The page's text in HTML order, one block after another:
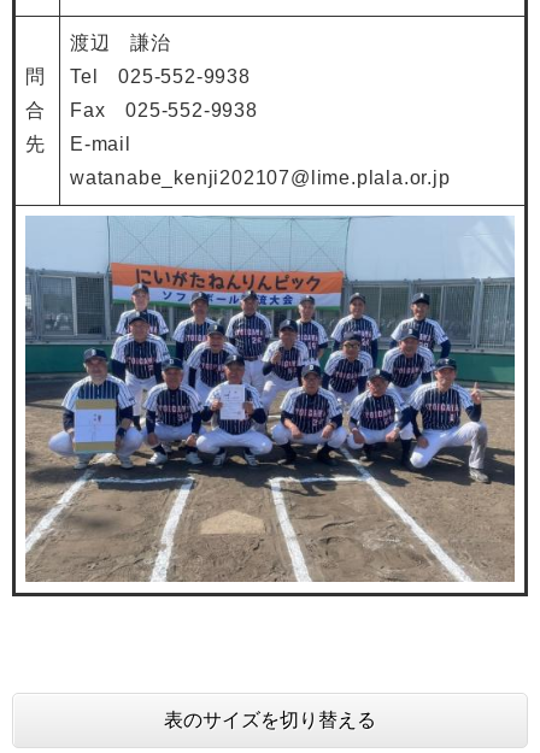
問
合
先
渡辺 謙治
Tel 025-552-9938
Fax 025-552-9938
E-mail
watanabe_kenji202107@lime.plala.or.jp
表のサイズを切り替える